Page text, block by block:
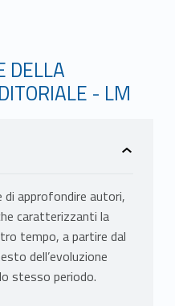
- LM
di approfondire autori,
caratterizzanti la
tempo, a partire dal
dell’evoluzione
stesso periodo.